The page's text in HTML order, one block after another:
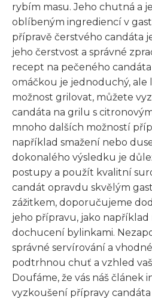
rybím masu. Jeho chutná a
oblíbeným ingrediencí v
přípravě čerstvého candáta
jeho čerstvost a správné
recept na pečeného
omáčkou je jednoduchý, ale
možnost grilovat, můžete
candáta na grilu s
mnoho dalších možností
například smažení nebo
dokonalého výsledku je
postupy a použít kvalitní
candát opravdu skvělým
zážitkem, doporučujeme
jeho přípravu, jako
dochucení bylinkami.
správné servírování a
podtrhnou chuť a vzhled
Doufáme, že vás náš článek
vyzkoušení přípravy candáta